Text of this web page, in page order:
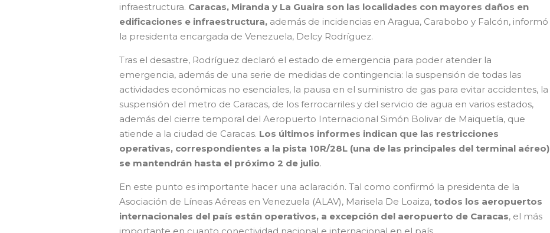
infraestructura. Caracas, Miranda y La Guaira son las localidades con mayores daños en
edificaciones e infraestructura, además de incidencias en Aragua, Carabobo y Falcón, informó
la presidenta encargada de Venezuela, Delcy Rodríguez.
Tras el desastre, Rodríguez declaró el estado de emergencia para poder atender la
emergencia, además de una serie de medidas de contingencia: la suspensión de todas las
actividades económicas no esenciales, la pausa en el suministro de gas para evitar accidentes, la
suspensión del metro de Caracas, de los ferrocarriles y del servicio de agua en varios estados,
además del cierre temporal del Aeropuerto Internacional Simón Bolivar de Maiquetía, que
atiende a la ciudad de Caracas. Los últimos informes indican que las restricciones
operativas, correspondientes a la pista 10R/28L (una de las principales del terminal aéreo)
se mantendrán hasta el próximo 2 de julio.
En este punto es importante hacer una aclaración. Tal como confirmó la presidenta de la
Asociación de Líneas Aéreas en Venezuela (ALAV), Marisela De Loaiza, todos los aeropuertos
internacionales del país están operativos, a excepción del aeropuerto de Caracas, el más